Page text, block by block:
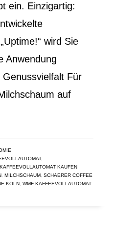
ein. Einzigartig:
wird Sie
Anwendung
Für
auf
,
KAFFEEVOLLAUTOMAT KAUFEN
, MILCHSCHAUM, SCHAERER COFFEE
KÖLN, WMF KAFFEEVOLLAUTOMAT